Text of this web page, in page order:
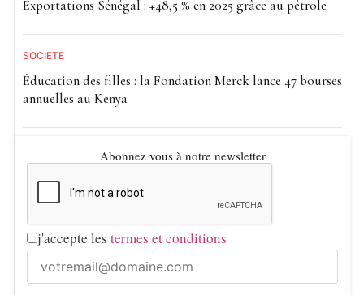
Exportations Sénégal : +48,5 % en 2025 grâce au pétrole
SOCIETE
Éducation des filles : la Fondation Merck lance 47 bourses
annuelles au Kenya
Abonnez vous à notre newsletter
j'accepte les termes et conditions